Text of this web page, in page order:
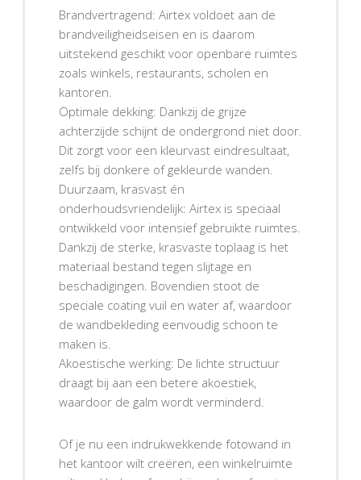
Brandvertragend: Airtex voldoet aan de
brandveiligheidseisen en is daarom
uitstekend geschikt voor openbare ruimtes
zoals winkels, restaurants, scholen en
kantoren.
Optimale dekking: Dankzij de grijze
achterzijde schijnt de ondergrond niet door.
Dit zorgt voor een kleurvast eindresultaat,
zelfs bij donkere of gekleurde wanden.
Duurzaam, krasvast én
onderhoudsvriendelijk: Airtex is speciaal
ontwikkeld voor intensief gebruikte ruimtes.
Dankzij de sterke, krasvaste toplaag is het
materiaal bestand tegen slijtage en
beschadigingen. Bovendien stoot de
speciale coating vuil en water af, waardoor
de wandbekleding eenvoudig schoon te
maken is.
Akoestische werking: De lichte structuur
draagt bij aan een betere akoestiek,
waardoor de galm wordt verminderd.
Of je nu een indrukwekkende fotowand in
het kantoor wilt creëren, een winkelruimte